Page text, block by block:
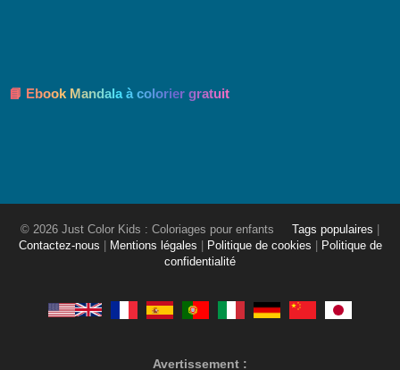
📘 Ebook Mandala à colorier gratuit
© 2026 Just Color Kids : Coloriages pour enfants Tags populaires
Contactez-nous
Mentions légales Politique de cookies
Politique de
confidentialité
Avertissement :